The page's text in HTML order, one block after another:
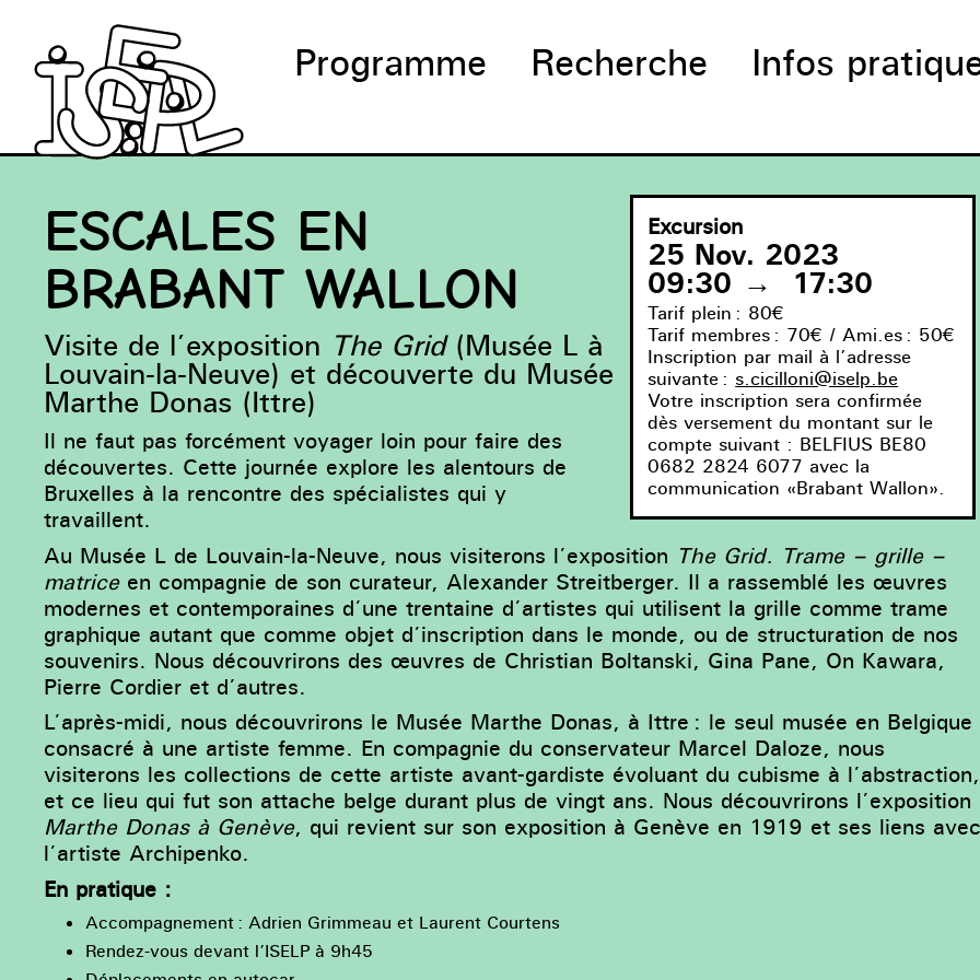
Programme Recherche Infos
Excursion
25 Nov. 2023
09:30 → 17:30
Tarif plein : 80€
Tarif membres : 70€ / Ami.es : 50€
Inscription par mail à l’adresse
suivante : s.cicilloni@iselp.be
Votre inscription sera confirmée
dès versement du montant sur le
compte suivant : BELFIUS BE80
0682 2824 6077 avec la
communication «Brabant Wallon».
ESCALES EN
BRABANT WALLON
Visite de l’exposition The Grid(Musée L à
Louvain-la-Neuve) et découverte du Musée
Marthe Donas (Ittre)
Il ne faut pas forcément voyager loin pour faire des
découvertes. Cette journée explore les alentours de
Bruxelles à la rencontre des spécialistes qui y
travaillent.
Au Musée L de Louvain-la-Neuve, nous visiterons l’exposition The Grid. Trame – grille –
matriceen compagnie de son curateur, Alexander Streitberger. Il a rassemblé les œuvres
modernes et contemporaines d’une trentaine d’artistes qui utilisent la grille comme trame
graphique autant que comme objet d’inscription dans le monde, ou de structuration de nos
souvenirs. Nous découvrirons des œuvres de Christian Boltanski, Gina Pane, On Kawara,
Pierre Cordier et d’autres.
L’après-midi, nous découvrirons le Musée Marthe Donas, à Ittre : le seul musée en Belgique
consacré à une artiste femme. En compagnie du conservateur Marcel Daloze, nous
visiterons les collections de cette artiste avant-gardiste évoluant du cubisme à l’abstraction,
et ce lieu qui fut son attache belge durant plus de vingt ans. Nous découvrirons l’exposition
Marthe Donas à Genève, qui revient sur son exposition à Genève en 1919 et ses liens avec
l’artiste Archipenko.
En pratique :
Accompagnement : Adrien Grimmeau et Laurent Courtens
Rendez-vous devant l’ISELP à 9h45